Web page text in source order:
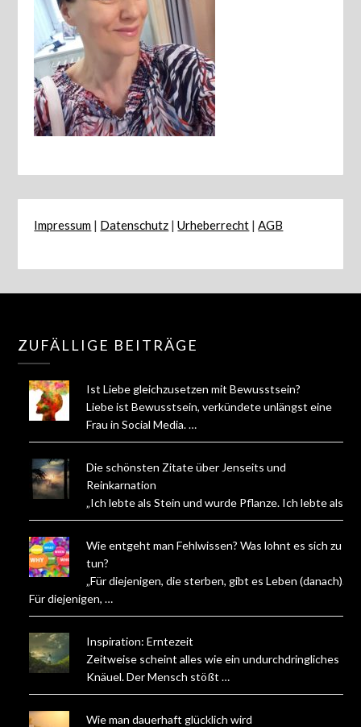
Impressum | Datenschutz |Urheberrecht |AGB
ZUFÄLLIGE BEITRÄGE
Ist Liebe gleichzusetzen mit Bewusstsein?
Liebe ist Bewusstsein, verkündete unlängst eine
Frau in Social Media. …
Die schönsten Zitate über Jenseits und
Reinkarnation
„Ich lebte als Stein und wurde Pflanze. Ich lebte als …
Wie entgeht man Fehlwissen? Was lohnt es sich zu
tun?
„Für diejenigen, die sterben, gibt es Leben (danach).
Für diejenigen, …
Inspiration: Erntezeit
Zeitweise scheint alles wie ein undurchdringliches
Knäuel. Der Mensch stößt …
Wie man dauerhaft glücklich wird